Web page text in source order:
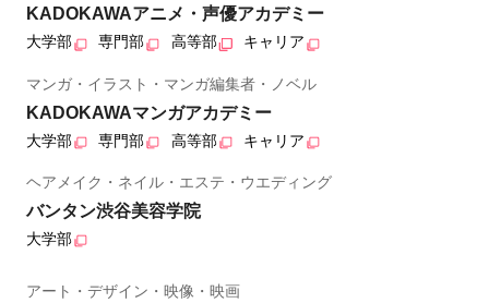
KADOKAWAアニメ・声優アカデミー
大学部 専門部 高等部 キャリア
マンガ・イラスト・マンガ編集者・ノベル
KADOKAWAマンガアカデミー
大学部 専門部 高等部 キャリア
ヘアメイク・ネイル・エステ・ウエディング
バンタン渋谷美容学院
大学部
アート・デザイン・映像・映画